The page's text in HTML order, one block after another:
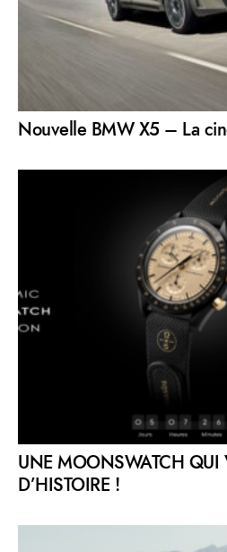
Nouvelle BMW X5 – La
UNE MOONSWATCH QUI
D’HISTOIRE !